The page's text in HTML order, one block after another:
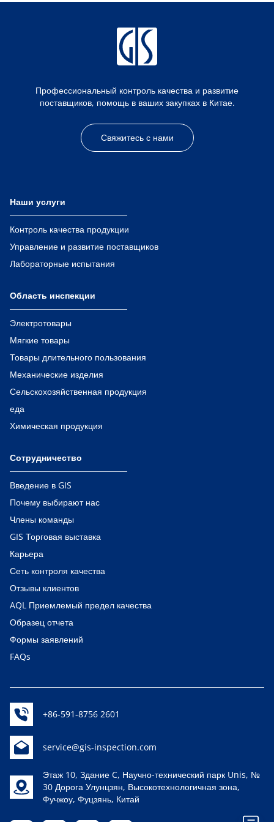
Профессиональный контроль качества и развитие
поставщиков, помощь в ваших закупках в Китае.
Свяжитесь с нами
Наши услуги
Контроль качества продукции
Управление и развитие поставщиков
Лабораторные испытания
Область инспекции
Электротовары
Мягкие товары
Товары длительного пользования
Механические изделия
Сельскохозяйственная продукция
еда
Химическая продукция
Сотрудничество
Введение в GIS
Почему выбирают нас
Члены команды
GIS Торговая выставка
Карьера
Сеть контроля качества
Отзывы клиентов
AQL Приемлемый предел качества
Образец отчета
Формы заявлений
FAQs
+86-591-8756 2601
service@gis-inspection.com
Этаж 10, Здание C, Научно-технический парк Unis, №
30 Дорога Улунцзян, Высокотехнологичная зона,
Фучжоу, Фуцзянь, Китай